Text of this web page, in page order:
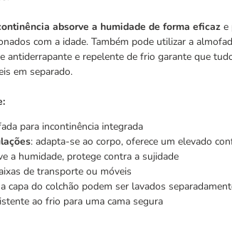
absorve a humidade de forma eficaz e
com a idade. Também pode utilizar a
antiderrapante e repelente de frio garante que
em separado.
para incontinência integrada
: adapta-se ao corpo, oferece um elevado
a humidade, protege contra a sujidade
de transporte ou móveis
capa do colchão podem ser lavados
ao frio para uma cama segura